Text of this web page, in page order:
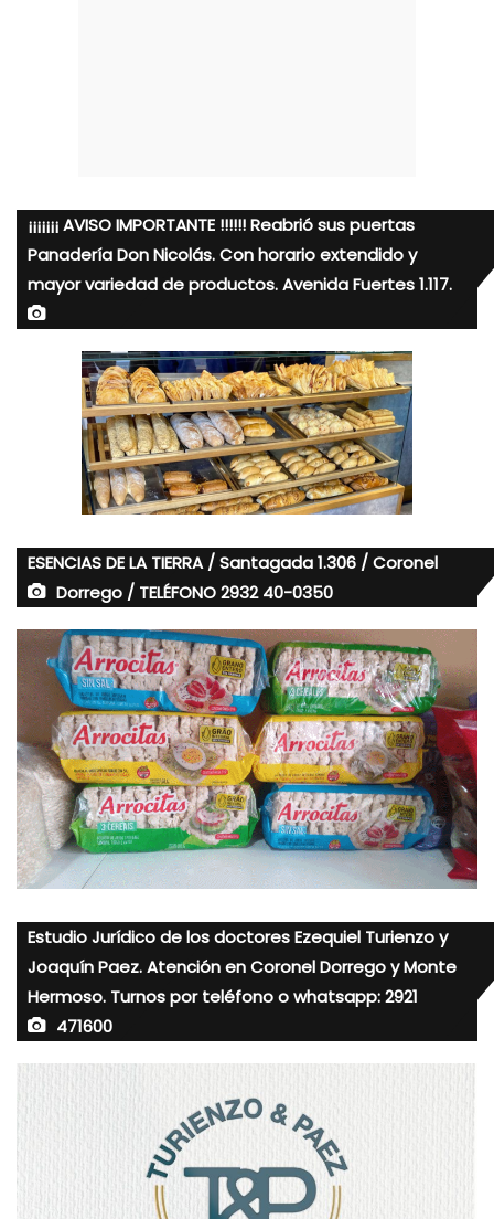
¡¡¡¡¡¡¡ AVISO IMPORTANTE !!!!!! Reabrió sus puertas
Panadería Don Nicolás. Con horario extendido y
mayor variedad de productos. Avenida Fuertes 1.117.
ESENCIAS DE LA TIERRA / Santagada 1.306 / Coronel
Dorrego / TELÉFONO 2932 40-0350
Estudio Jurídico de los doctores Ezequiel Turienzo y
Joaquín Paez. Atención en Coronel Dorrego y Monte
Hermoso. Turnos por teléfono o whatsapp: 2921
471600